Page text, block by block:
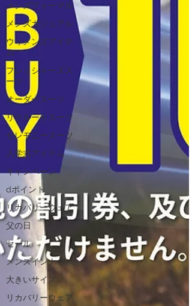
メンズフォーマル
メンズカジュアル
ウィメンズアイテ
ム
フレッシャーズス
ーツ
オーダースーツ
リクルートスーツ
セレモニースーツ
入学式アイテム
キャンペーン
dポイント
リカバリーウェア
父の日
セール
メンズインナー
大きいサイズ
リカバリーウェア